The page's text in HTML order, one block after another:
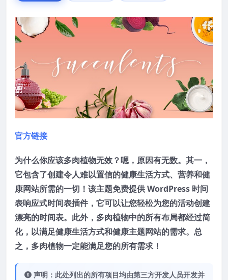
官方链接
为什么你应该多肉植物无效？嗯，原因有无数。其一，
它包含了创建令人难以置信的健康生活方式、营养和健
康网站所需的一切！该主题免费提供 WordPress 时间
表响应式时间表插件，它可以让您轻松为您的活动创建
漂亮的时间表。此外，多肉植物中的所有布局都经过简
化，以满足健康生活方式和健康主题网站的需求。总
之，多肉植物一定能满足您的所有需求！
声明：此处列出的所有项目均由第三方开发人员开发并